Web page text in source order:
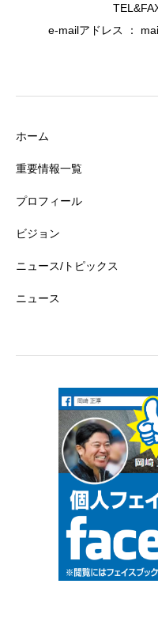
e-mailアドレス ：
ホーム
重要情報一覧
プロフィール
ビジョン
ニュース/トピックス
ニュース